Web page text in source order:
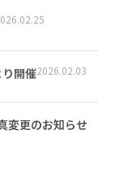
開催2026.02.03
変更のお知らせ